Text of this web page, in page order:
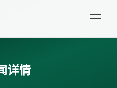
详情